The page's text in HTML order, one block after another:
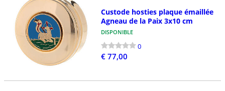
Custode hosties plaque émaillée
Agneau de la Paix 3x10 cm
DISPONIBLE
0
€ 77,00